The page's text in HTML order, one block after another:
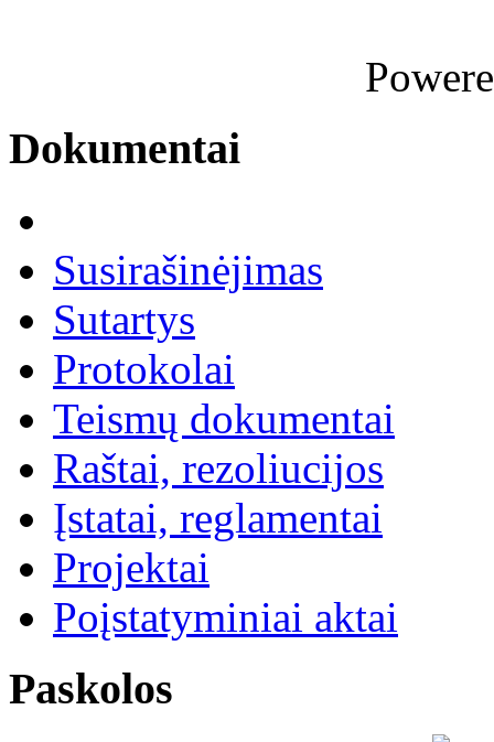
Dokumentai
Susirašinėjimas
Sutartys
Protokolai
Teismų dokumentai
Raštai, rezoliucijos
Įstatai, reglamentai
Projektai
Poįstatyminiai aktai
Paskolos